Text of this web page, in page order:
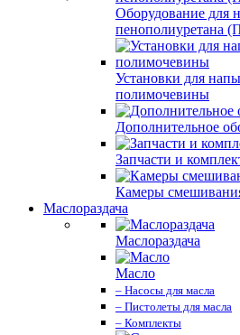
Оборудование для
пенополиуретана
Установки для
полимочевины
Дополнительное
Запчасти и
Камеры
Маслораздача
Маслораздача
Масло
– Насосы для масла
– Пистолеты для масла
– Комплекты